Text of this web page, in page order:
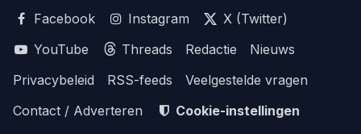
Facebook
Instagram
X (Twitter)
YouTube
Threads Redactie
Nieuws
Privacybeleid
RSS-feeds
Veelgestelde vragen
Contact / Adverteren
Cookie-instellingen